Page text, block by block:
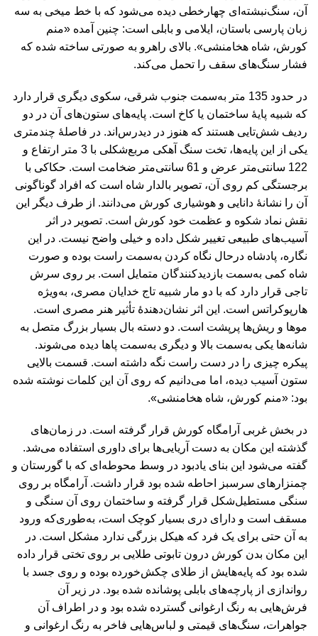
آن، سنگ‌نبشته‌ای چهارخطی دیده می‌شود که با خط میخی به سه
زبان پارسی باستان، ایلامی و بابلی است: چنین آمده «منم
کورش، شاه هخامنشی». بالای راهرو به صورتی ساخته شده که
فشار سنگ‌های سقف را تحمل می‌کند.
در حدود 135 متر به‌سمت جنوب شرقی، سکوی دیگری قرار دارد
که شبیه پایۀ ساختمان یا کاخ است. پایه‌های ستون‌های آن در دو
ردیف شش‌تایی هستند که هنوز در دیدرس‌‌اند. در فاصلۀ چندمتری
یکی از این پایه‌ها، تخت سنگ آهکی مربع‌شکلی با 3 متر ارتفاع و
122 سانتی‌متر عرض و 61 سانتی‌متر ضخامت است. حکاکی با
برجستگی کم روی آن، تصویر بالدار شاه است که افراد گوناگونی
آن را نشانۀ دانایی و هوشیاری کورش می‌دانند. از طرف دیگر این
نقش نماد شکوه و عظمت خود کورش است. تصویر در اثر
آسیب‌های طبیعی تغییر شکل داده و خیلی واضح نیست. در این
نگاره، پادشاه درحال نگاه کردن به‌سمت راست بوده و صورت
شاه کمی به‌سمت بازدیدکنندگان متمایل است. بر روی سرش
تاجی قرار دارد که با دو مار شبیه تاج خدایان مصری، به‌ویژه
هارپوکراتس است. این اثر نشان‌دهندۀ تأثیر هنر مصری است.
موها و ریش‌ها پرپشت است. دو دسته بال بسیار بزرگ متصل به
شانه‌ها یکی به‌سمت بالا و دیگری به‌سمت پاها دیده می‌شوند.
پیکره چیزی را در دست راست نگه داشته است. قسمت بالایی
ستون آسیب‌ دیده، اما می‌دانیم که روی آن این کلمات نوشته شده
بود: «منم کورش، شاه هخامنشی».
در بخش غربی آرامگاه کورش قرار گرفته است. در زمان‌های
گذشته این مکان به دست آریایی‌ها برای داوری استفاده می‌شد.
گفته می‌شود این بنای یادبود در وسط محوطه‌ای که با گورستان و
چمنزارهای سرسبز احاطه شده بود قرار داشت. آرامگاه بر روی
سنگی مستطیل‌شکل قرار گرفته و ساختمان روی آن سنگی و
مسقف است و دارای دری بسیار کوچک است، به‌طوری‌که ورود
به آن حتی برای یک فرد که هیکل بزرگی ندارد مشکل است. در
این مکان بدن کورش درون تابوتی طلایی بر روی تختی قرار داده
شده بود که پایه‌هایش از طلای چکش‌خورده بوده و روی جسد با
رواندازی از پارچه‌های بابلی پوشانده شده بود. در زیر آن
فرش‌هایی به رنگ ارغوانی گسترده شده بود و در اطراف آن
جواهرات، سنگ‌های قیمتی و لباس‌هایی فاخر به رنگ ارغوانی و